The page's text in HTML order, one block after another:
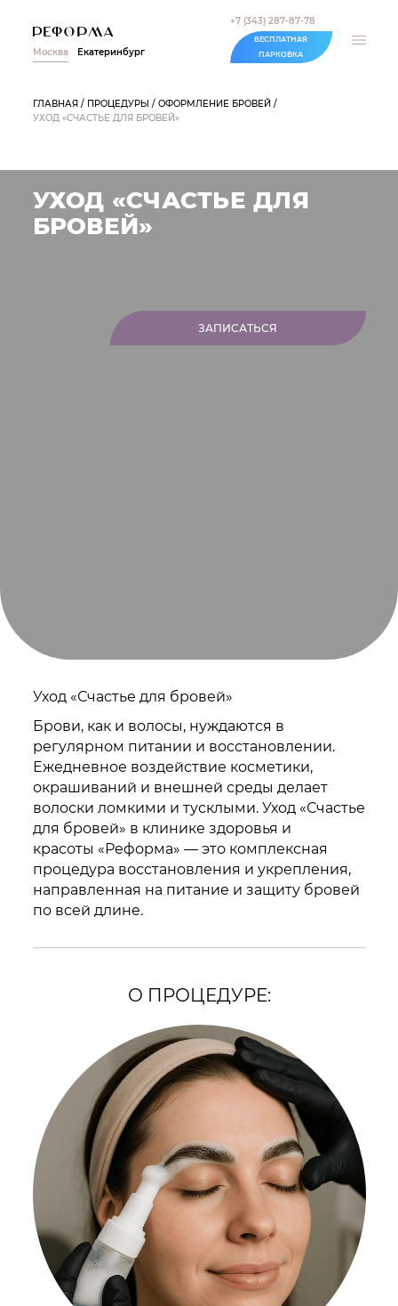
Москва Екатеринбург
БЕСПЛАТНАЯ
ПАРКОВКА
+7 (343) 287-87-78
ГЛАВНАЯ ПРОЦЕДУРЫ
ОФОРМЛЕНИЕ БРОВЕЙ
УХОД «СЧАСТЬЕ ДЛЯ БРОВЕЙ»
УХОД «СЧАСТЬЕ ДЛЯ
БРОВЕЙ»
ЗАПИСАТЬСЯ
Уход «Счастье для бровей»
Брови, как и волосы, нуждаются в
регулярном питании и восстановлении.
Ежедневное воздействие косметики,
окрашиваний и внешней среды делает
волоски ломкими и тусклыми. Уход «Счастье
для бровей» в клинике здоровья и
красоты «Реформа» — это комплексная
процедура восстановления и укрепления,
направленная на питание и защиту бровей
по всей длине.
О ПРОЦЕДУРЕ: